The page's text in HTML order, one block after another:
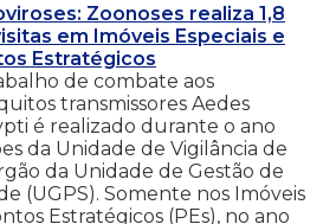
Zoonoses realiza 1,8
em Imóveis Especiais e
Estratégicos
de combate aos
transmissores Aedes
é realizado durante o ano
da Unidade de Vigilância de
da Unidade de Gestão de
(UGPS). Somente nos Imóveis
Estratégicos (PEs), no ano